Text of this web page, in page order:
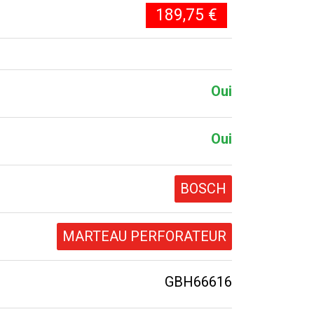
189,75 €
Oui
Oui
BOSCH
MARTEAU PERFORATEUR
GBH66616